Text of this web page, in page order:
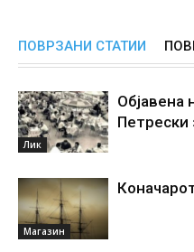
ПОВРЗАНИ СТАТИИ
Лик
Објавена
Петрески
Магазин